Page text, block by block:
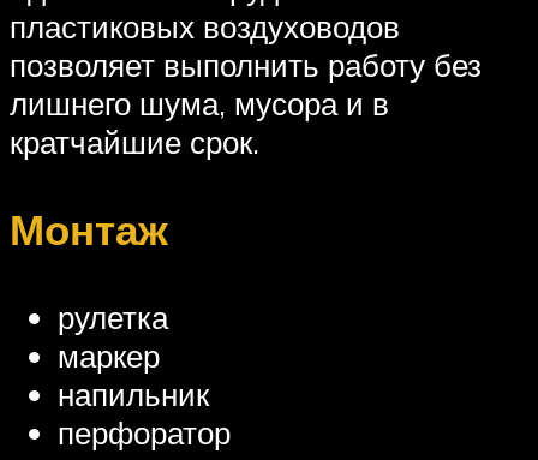
пластиковых воздуховодов
позволяет выполнить работу без
лишнего шума, мусора и в
кратчайшие срок.
Монтаж
рулетка
маркер
напильник
перфоратор